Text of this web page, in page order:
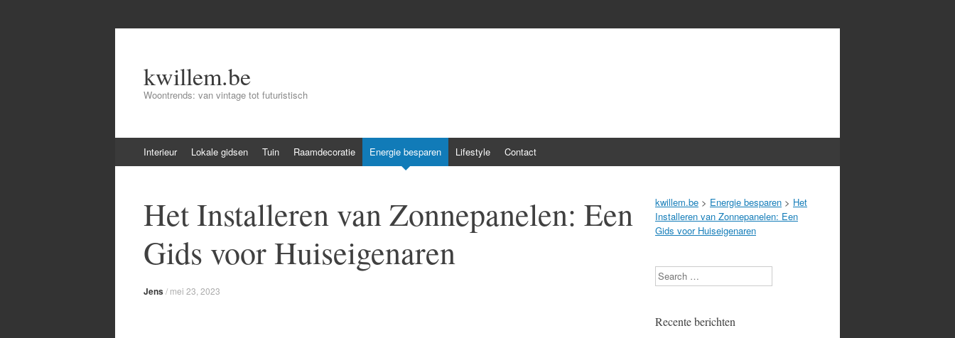
kwillem.be
Woontrends: van vintage tot futuristisch
to
Interieur Lokale gidsen Tuin Raamdecoratie Energie besparen Lifestyle Contact
Het Installeren van Zonnepanelen: Een
Gids voor Huiseigenaren
Jens/ mei 23, 2023
kwillem.be > Energie besparen > Het
Installeren van Zonnepanelen: Een
Gids voor Huiseigenaren
Search
Recente berichten